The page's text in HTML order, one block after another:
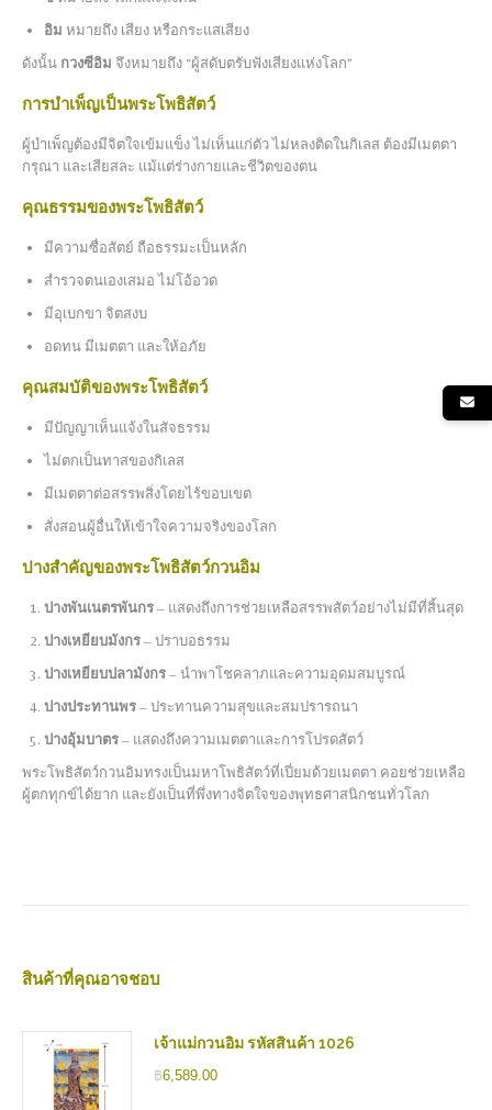
อิม หมายถึง เสียง หรือกระแสเสียง
ดังนั้น กวงซีอิม จึงหมายถึง “ผู้สดับตรับฟังเสียงแห่งโลก”
การบำเพ็ญเป็นพระโพธิสัตว์
ผู้บำเพ็ญต้องมีจิตใจเข้มแข็ง ไม่เห็นแก่ตัว ไม่หลงติดในกิเลส ต้องมีเมตตา
กรุณา และเสียสละ แม้แต่ร่างกายและชีวิตของตน
คุณธรรมของพระโพธิสัตว์
มีความซื่อสัตย์ ถือธรรมะเป็นหลัก
สำรวจตนเองเสมอ ไม่โอ้อวด
มีอุเบกขา จิตสงบ
อดทน มีเมตตา และให้อภัย
คุณสมบัติของพระโพธิสัตว์
มีปัญญาเห็นแจ้งในสัจธรรม
ไม่ตกเป็นทาสของกิเลส
มีเมตตาต่อสรรพสิ่งโดยไร้ขอบเขต
สั่งสอนผู้อื่นให้เข้าใจความจริงของโลก
ปางสำคัญของพระโพธิสัตว์กวนอิม
ปางพันเนตรพันกร – แสดงถึงการช่วยเหลือสรรพสัตว์อย่างไม่มีที่สิ้นสุด
ปางเหยียบมังกร – ปราบอธรรม
ปางเหยียบปลามังกร – นำพาโชคลาภและความอุดมสมบูรณ์
ปางประทานพร – ประทานความสุขและสมปรารถนา
ปางอุ้มบาตร – แสดงถึงความเมตตาและการโปรดสัตว์
พระโพธิสัตว์กวนอิมทรงเป็นมหาโพธิสัตว์ที่เปี่ยมด้วยเมตตา คอยช่วยเหลือ
ผู้ตกทุกข์ได้ยาก และยังเป็นที่พึ่งทางจิตใจของพุทธศาสนิกชนทั่วโลก
สินค้าที่คุณอาจชอบ
เจ้าแม่กวนอิม รหัสสินค้า 1026
฿6,589.00